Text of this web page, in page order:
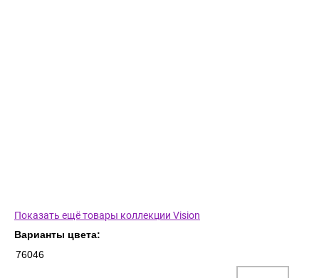
Показать ещё товары коллекции Vision
Варианты цвета:
76046